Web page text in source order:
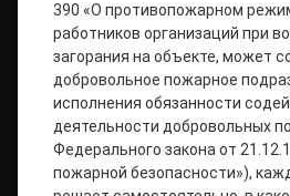
390 «О противопожарном
работников организаций при
загорания на объекте, может
добровольное пожарное
исполнения обязанности
деятельности добровольных
Федерального закона от
пожарной безопасности»),